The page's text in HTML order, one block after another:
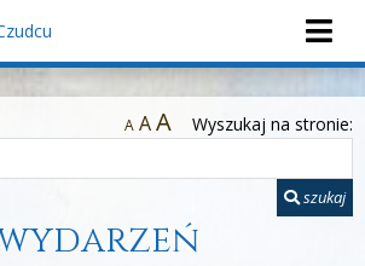
A AA Wyszukaj na stronie:
szukaj